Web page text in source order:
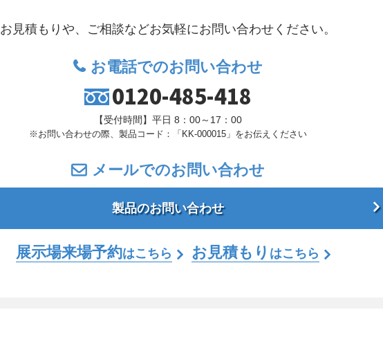
お見積もりや、ご相談などお気軽にお問い合わせください。
お電話でのお問い合わせ
0120-485-418
【受付時間】平日 8：00～17：00
※お問い合わせの際、製品コード：「KK-000015」をお伝えください
メールでのお問い合わせ
製品のお問い合わせ
展示場来場予約はこちら お見積もり はこちら